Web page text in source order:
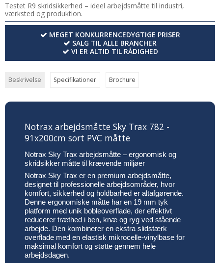
Testet R9 skridsikkerhed – ideel arbejdsmåtte til industri,
værksted og produktion.
MEGET KONKURRENCEDYGTIGE PRISER
SALG TIL ALLE BRANCHER
VI ER ALTID TIL RÅDIGHED
Beskrivelse Specifikationer Brochure
Notrax arbejdsmåtte Sky Trax 782 -
91x200cm sort PVC måtte
Notrax Sky Trax arbejdsmåtte – ergonomisk og
skridsikker måtte til krævende miljøer
Notrax Sky Trax er en premium arbejdsmåtte,
designet til professionelle arbejdsområder, hvor
komfort, sikkerhed og holdbarhed er altafgørende.
Denne ergonomiske måtte har en 19 mm tyk
platform med unik bobleoverflade, der effektivt
reducerer træthed i ben, knæ og ryg ved stående
arbejde. Den kombinerer en ekstra slidstærk
overflade med en elastisk mikrocelle-vinylbase for
maksimal komfort og støtte gennem hele
arbejdsdagen.